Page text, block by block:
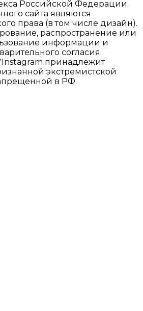
Российской Федерации.
сайта являются
права (в том числе дизайн).
распространение или
информации и
согласия
принадлежит
экстремистской
в РФ.